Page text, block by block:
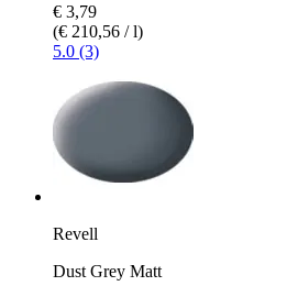
€ 3,79
(€ 210,56 / l)
5.0 (3)
Revell
Dust Grey Matt